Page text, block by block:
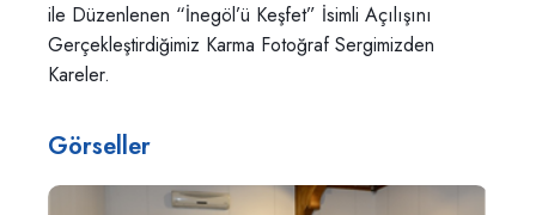
ile Düzenlenen “İnegöl’ü Keşfet” İsimli Açılışını
Gerçekleştirdiğimiz Karma Fotoğraf Sergimizden
Kareler.
Görseller